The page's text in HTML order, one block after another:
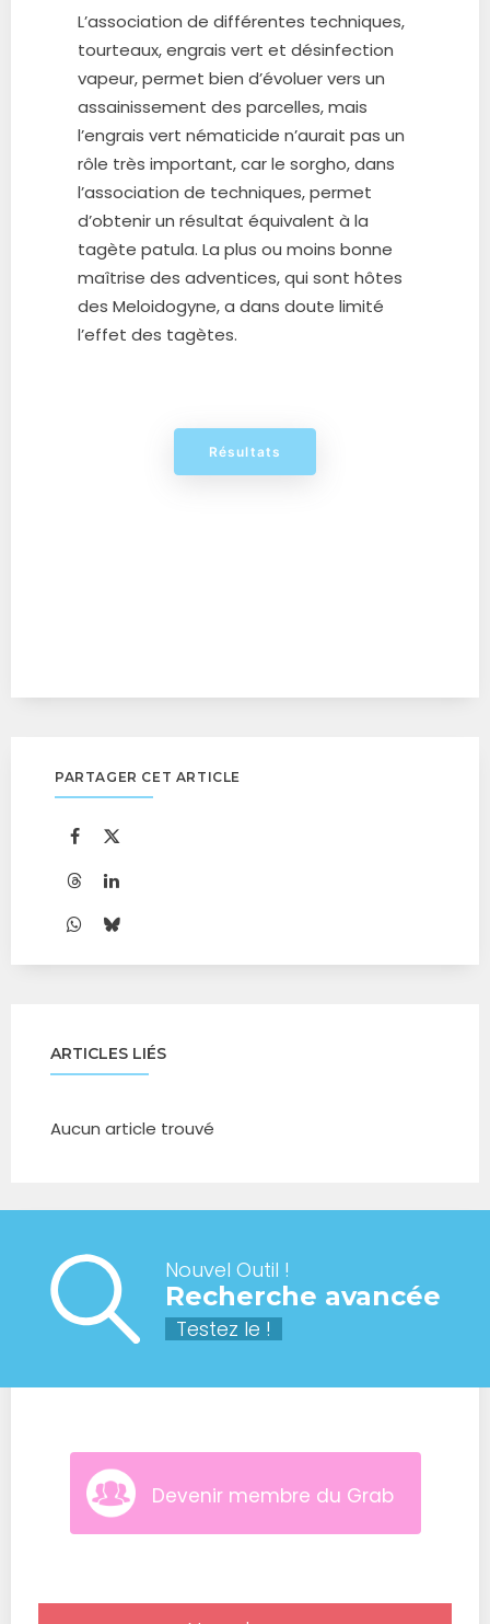
L’association de différentes techniques,
tourteaux, engrais vert et désinfection
vapeur, permet bien d’évoluer vers un
assainissement des parcelles, mais
l’engrais vert nématicide n’aurait pas un
rôle très important, car le sorgho, dans
l’association de techniques, permet
d’obtenir un résultat équivalent à la
tagète patula. La plus ou moins bonne
maîtrise des adventices, qui sont hôtes
des Meloidogyne, a dans doute limité
l’effet des tagètes.
Résultats
PARTAGER CET ARTICLE
ARTICLES LIÉS
Aucun article trouvé
Nouvel Outil !
Recherche avancée
Testez le !
Devenir membre du Grab